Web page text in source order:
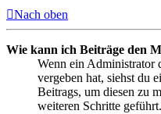
Nach oben
Wie kann ich Beiträge den
Wenn ein Administrator
vergeben hat, siehst du
Beitrags, um diesen zu
weiteren Schritte geführt.